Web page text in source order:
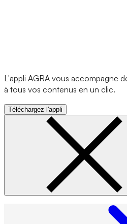
L'appli AGRA vous accompagne
à tous vos contenus en un clic.
Téléchargez l'appli